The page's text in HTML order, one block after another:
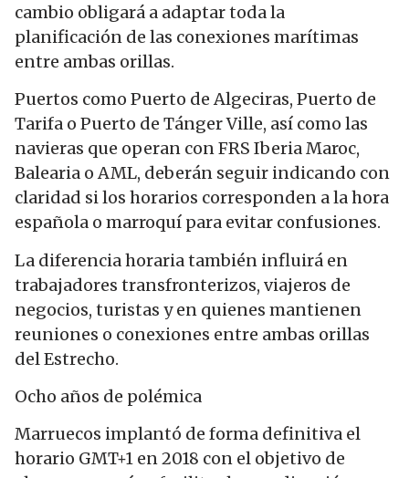
cambio obligará a adaptar toda la
planificación de las conexiones marítimas
entre ambas orillas.
Puertos como Puerto de Algeciras, Puerto de
Tarifa o Puerto de Tánger Ville, así como las
navieras que operan con FRS Iberia Maroc,
Balearia o AML, deberán seguir indicando con
claridad si los horarios corresponden a la hora
española o marroquí para evitar confusiones.
La diferencia horaria también influirá en
trabajadores transfronterizos, viajeros de
negocios, turistas y en quienes mantienen
reuniones o conexiones entre ambas orillas
del Estrecho.
Ocho años de polémica
Marruecos implantó de forma definitiva el
horario GMT+1 en 2018 con el objetivo de